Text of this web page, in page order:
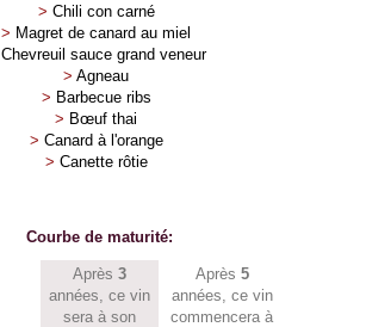
> Chili con carné
> Magret de canard au miel
Chevreuil sauce grand veneur
> Agneau
> Barbecue ribs
> Bœuf thai
> Canard à l'orange
> Canette rôtie
Courbe de maturité:
Après 3
années, ce vin
sera à son
Après 5
années, ce vin
commencera à